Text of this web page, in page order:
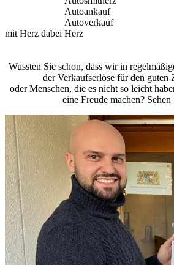
mit Herz dabei
Wussten Sie schon, dass wir in
der Verkaufserlöse für den guten
oder Menschen, die es nicht so leicht
eine Freude machen? Sehen